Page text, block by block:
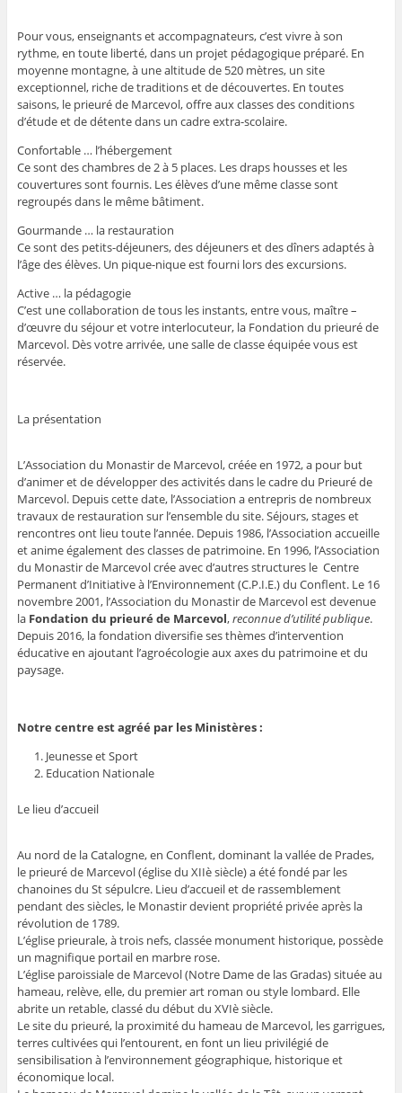
Pour vous, enseignants et accompagnateurs, c’est vivre à son
rythme, en toute liberté, dans un projet pédagogique préparé. En
moyenne montagne, à une altitude de 520 mètres, un site
exceptionnel, riche de traditions et de découvertes. En toutes
saisons, le prieuré de Marcevol, offre aux classes des conditions
d’étude et de détente dans un cadre extra-scolaire.
Confortable … l’hébergement
Ce sont des chambres de 2 à 5 places. Les draps housses et les
couvertures sont fournis. Les élèves d’une même classe sont
regroupés dans le même bâtiment.
Gourmande … la restauration
Ce sont des petits-déjeuners, des déjeuners et des dîners adaptés à
l’âge des élèves. Un pique-nique est fourni lors des excursions.
Active … la pédagogie
C’est une collaboration de tous les instants, entre vous, maître –
d’œuvre du séjour et votre interlocuteur, la Fondation du prieuré de
Marcevol. Dès votre arrivée, une salle de classe équipée vous est
réservée.
La présentation
L’Association du Monastir de Marcevol, créée en 1972, a pour but
d’animer et de développer des activités dans le cadre du Prieuré de
Marcevol. Depuis cette date, l’Association a entrepris de nombreux
travaux de restauration sur l’ensemble du site. Séjours, stages et
rencontres ont lieu toute l’année. Depuis 1986, l’Association accueille
et anime également des classes de patrimoine. En 1996, l’Association
du Monastir de Marcevol crée avec d’autres structures le Centre
Permanent d’Initiative à l’Environnement (C.P.I.E.) du Conflent. Le 16
novembre 2001, l’Association du Monastir de Marcevol est devenue
la Fondation du prieuré de Marcevol,reconnue d’utilité publique.
Depuis 2016, la fondation diversifie ses thèmes d’intervention
éducative en ajoutant l’agroécologie aux axes du patrimoine et du
paysage.
Notre centre est agréé par les Ministères :
Jeunesse et Sport
Education Nationale
Le lieu d’accueil
Au nord de la Catalogne, en Conflent, dominant la vallée de Prades,
le prieuré de Marcevol (église du XIIè siècle) a été fondé par les
chanoines du St sépulcre. Lieu d’accueil et de rassemblement
pendant des siècles, le Monastir devient propriété privée après la
révolution de 1789.
L’église prieurale, à trois nefs, classée monument historique, possède
un magnifique portail en marbre rose.
L’église paroissiale de Marcevol (Notre Dame de las Gradas) située au
hameau, relève, elle, du premier art roman ou style lombard. Elle
abrite un retable, classé du début du XVIè siècle.
Le site du prieuré, la proximité du hameau de Marcevol, les garrigues,
terres cultivées qui l’entourent, en font un lieu privilégié de
sensibilisation à l’environnement géographique, historique et
économique local.